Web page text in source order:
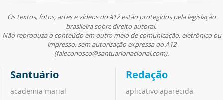
Os textos, fotos, artes e vídeos do A12 estão protegidos pela legislação
brasileira sobre direito autoral.
Não reproduza o conteúdo em outro meio de comunicação, eletrônico ou
impresso, sem autorização expressa do A12
(faleconosco@santuarionacional.com).
Santuário
academia marial
Redação
aplicativo aparecida